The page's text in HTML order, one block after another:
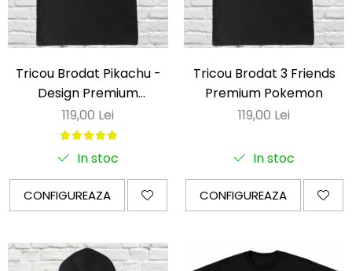
Darling in the Franxx
DeathNote
DemonSlayer
DragonBall
Evangelion
Fire Force
Haikyuu
HunterXHunter
JoJo's Bizarre Adventure
Kaiju No 8
Tricou Brodat Pikachu -
Design Premium
Pokemon
119,00 Lei
In stoc
CONFIGUREAZA
Tricou Brodat 3 Friends
Premium Pokemon
119,00 Lei
In stoc
CONFIGUREAZA